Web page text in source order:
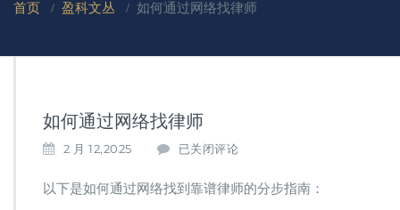
首页 / 盈科文丛 / 如何通过网络找律师
如何通过网络找律师
2 月 12,2025
如
通
过
已关闭评论
以下是如何通过网络找到靠谱律师的分步指南：